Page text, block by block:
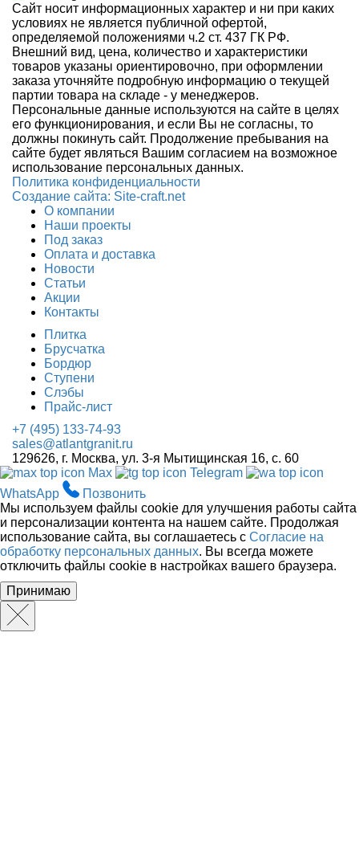
Сайт носит информационных характер и ни при каких
условиях не является публичной офертой,
определяемой положениями ч.2 ст. 437 ГК РФ.
Внешний вид, цена, количество и характеристики
товаров указаны ориентировочно, при оформлении
заказа уточняйте подробную информацию о текущей
партии товара на складе - у менеджеров.
Персональные данные используются на сайте в целях
его функционирования, и если Вы не согласны, то
должны покинуть сайт. Продолжение пребывания на
сайте будет являться Вашим согласием на возможное
использование персональных данных.
Политика конфиденциальности
Создание сайтa: Site-craft.net
О компании
Наши проекты
Под заказ
Оплата и доставка
Новости
Статьи
Акции
Контакты
Плитка
Брусчатка
Бордюр
Ступени
Слэбы
Прайс-лист
+7 (495) 133-74-93
sales@atlantgranit.ru
129626, г. Москва, ул. 3-я Мытищинская 16, с. 60
Max
Telegram
WhatsApp
Позвонить
Мы используем файлы cookie для улучшения работы сайта
и персонализации контента на нашем сайте. Продолжая
использование сайта, вы соглашаетесь с Согласие на
обработку персональных данных. Вы всегда можете
отключить файлы cookie в настройках вашего браузера.
Принимаю